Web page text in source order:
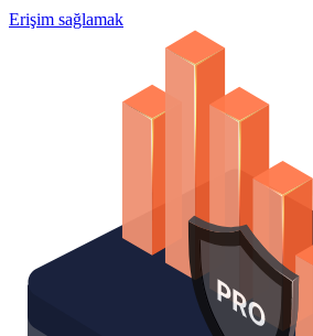
Erişim sağlamak